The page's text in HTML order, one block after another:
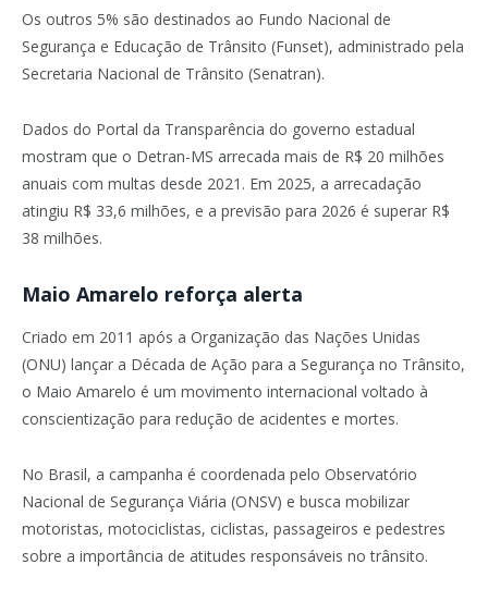
Os outros 5% são destinados ao Fundo Nacional de
Segurança e Educação de Trânsito (Funset), administrado pela
Secretaria Nacional de Trânsito (Senatran).
Dados do Portal da Transparência do governo estadual
mostram que o Detran-MS arrecada mais de R$ 20 milhões
anuais com multas desde 2021. Em 2025, a arrecadação
atingiu R$ 33,6 milhões, e a previsão para 2026 é superar R$
38 milhões.
Maio Amarelo reforça alerta
Criado em 2011 após a Organização das Nações Unidas
(ONU) lançar a Década de Ação para a Segurança no Trânsito,
o Maio Amarelo é um movimento internacional voltado à
conscientização para redução de acidentes e mortes.
No Brasil, a campanha é coordenada pelo Observatório
Nacional de Segurança Viária (ONSV) e busca mobilizar
motoristas, motociclistas, ciclistas, passageiros e pedestres
sobre a importância de atitudes responsáveis no trânsito.